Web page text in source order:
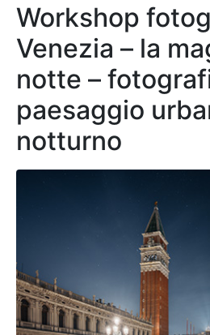
Workshop
Venezia – la
notte –
paesaggio
notturno